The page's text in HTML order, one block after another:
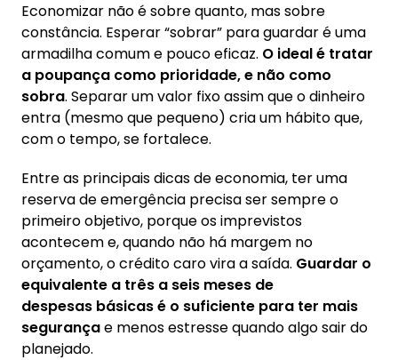
Economizar não é sobre quanto, mas sobre
constância. Esperar “sobrar” para guardar é uma
armadilha comum e pouco eficaz. O ideal é tratar
a poupança como prioridade, e não como
sobra. Separar um valor fixo assim que o dinheiro
entra (mesmo que pequeno) cria um hábito que,
com o tempo, se fortalece.
Entre as principais dicas de economia, ter uma
reserva de emergência precisa ser sempre o
primeiro objetivo, porque os imprevistos
acontecem e, quando não há margem no
orçamento, o crédito caro vira a saída. Guardar o
equivalente a três a seis meses de
despesas básicas é o suficiente para ter mais
segurançae menos estresse quando algo sair do
planejado.